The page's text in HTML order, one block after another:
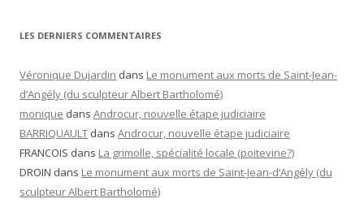
LES DERNIERS COMMENTAIRES
Véronique Dujardin dans Le monument aux morts de Saint-Jean-
d’Angély (du sculpteur Albert Bartholomé)
monique dans Androcur, nouvelle étape judiciaire
BARRIQUAULT dans Androcur, nouvelle étape judiciaire
FRANCOIS dans La grimolle, spécialité locale (poitevine?)
DROIN dans Le monument aux morts de Saint-Jean-d’Angély (du
sculpteur Albert Bartholomé)